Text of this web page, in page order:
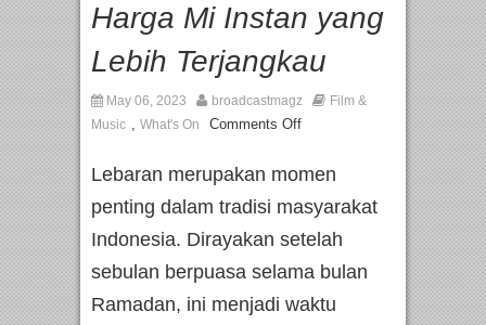
Harga Mi Instan yang
Lebih Terjangkau
May 06, 2023 broadcastmagz
Film &
Music , What's On Comments Off
Lebaran merupakan momen
penting dalam tradisi masyarakat
Indonesia. Dirayakan setelah
sebulan berpuasa selama bulan
Ramadan, ini menjadi waktu